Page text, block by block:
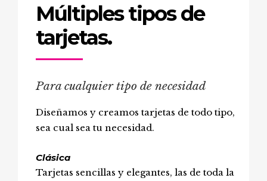
Múltiples tipos de
tarjetas.
Para cualquier tipo de necesidad
Diseñamos y creamos tarjetas de todo tipo,
sea cual sea tu necesidad.
Clásica
Tarjetas sencillas y elegantes, las de toda la